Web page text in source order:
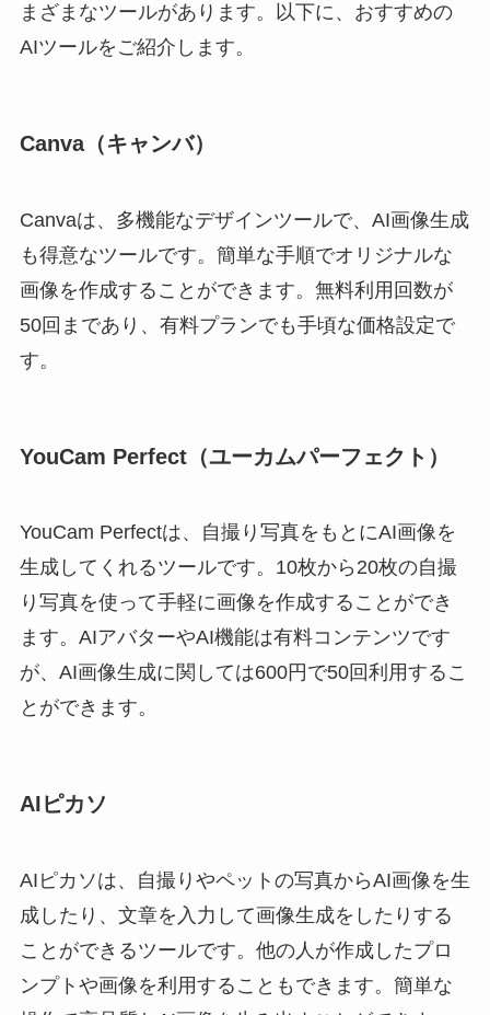
まざまなツールがあります。以下に、おすすめの
AIツールをご紹介します。
Canva（キャンバ）
Canvaは、多機能なデザインツールで、AI画像生成
も得意なツールです。簡単な手順でオリジナルな
画像を作成することができます。無料利用回数が
50回まであり、有料プランでも手頃な価格設定で
す。
YouCam Perfect（ユーカムパーフェクト）
YouCam Perfectは、自撮り写真をもとにAI画像を
生成してくれるツールです。10枚から20枚の自撮
り写真を使って手軽に画像を作成することができ
ます。AIアバターやAI機能は有料コンテンツです
が、AI画像生成に関しては600円で50回利用するこ
とができます。
AIピカソ
AIピカソは、自撮りやペットの写真からAI画像を生
成したり、文章を入力して画像生成をしたりする
ことができるツールです。他の人が作成したプロ
ンプトや画像を利用することもできます。簡単な